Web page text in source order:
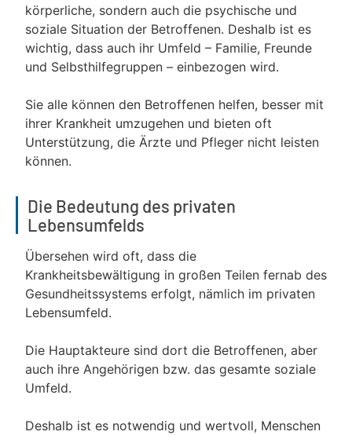
körperliche, sondern auch die psychische und
soziale Situation der Betroffenen. Deshalb ist es
wichtig, dass auch ihr Umfeld – Familie, Freunde
und Selbsthilfegruppen – einbezogen wird.
Sie alle können den Betroffenen helfen, besser mit
ihrer Krankheit umzugehen und bieten oft
Unterstützung, die Ärzte und Pfleger nicht leisten
können.
Die Bedeutung des privaten
Lebensumfelds
Übersehen wird oft, dass die
Krankheitsbewältigung in großen Teilen fernab des
Gesundheitssystems erfolgt, nämlich im privaten
Lebensumfeld.
Die Hauptakteure sind dort die Betroffenen, aber
auch ihre Angehörigen bzw. das gesamte soziale
Umfeld.
Deshalb ist es notwendig und wertvoll, Menschen